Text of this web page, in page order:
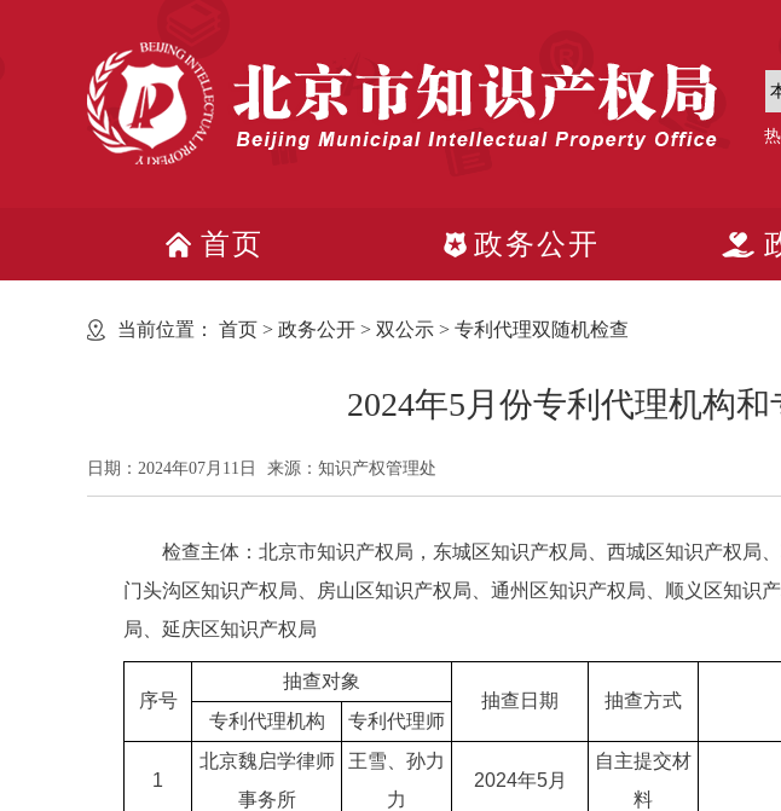
首页 政务公开
当前位置： 首页 > 政务公开 > 双公示 > 专利代理双随机检查
2024年5月份专利代理机构
日期：2024年07月11日 来源：知识产权管理处
检查主体：北京市知识产权局，东城区知识产权局、西城区知识产权局、
门头沟区知识产权局、房山区知识产权局、通州区知识产权局、顺义区知识
局、延庆区知识产权局
序号
抽查对象
抽查日期
抽查方式
专利代理机构
专利代理师
1
北京魏启学律师
事务所
王雪、孙力
力
2024年5月
自主提交材
料